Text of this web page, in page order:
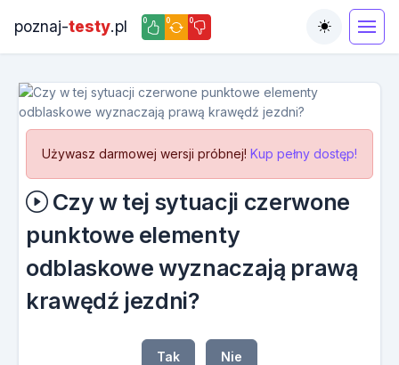
poznaj-testy.pl 0 0 0
Toggle
Używasz darmowej wersji próbnej! Kup pełny dostęp!
Czy w tej sytuacji czerwone
punktowe elementy
odblaskowe wyznaczają prawą
krawędź jezdni?
Tak Nie